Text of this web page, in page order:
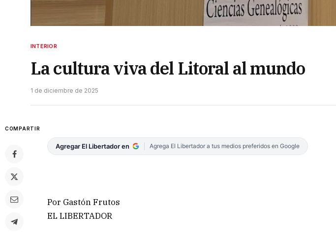
INTERIOR
La cultura viva del Litoral al mundo
1 de diciembre de 2025
COMPARTIR
Agregar El Libertador en Agrega El Libertador a tus medios preferidos en Google
Por Gastón Frutos
EL LIBERTADOR